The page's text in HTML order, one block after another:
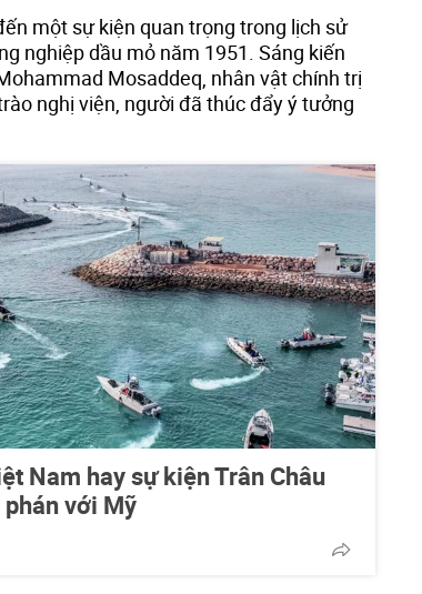
một sự kiện quan trọng trong lịch sử
nghiệp dầu mỏ năm 1951. Sáng kiến
Mosaddeq, nhân vật chính trị
nghị viện, người đã thúc đẩy ý tưởng
Nam hay sự kiện Trân Châu
với Mỹ